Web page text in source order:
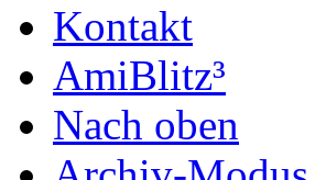
Kontakt
AmiBlitz³
Nach oben